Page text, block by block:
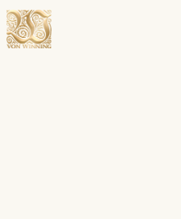
Menü öffnen